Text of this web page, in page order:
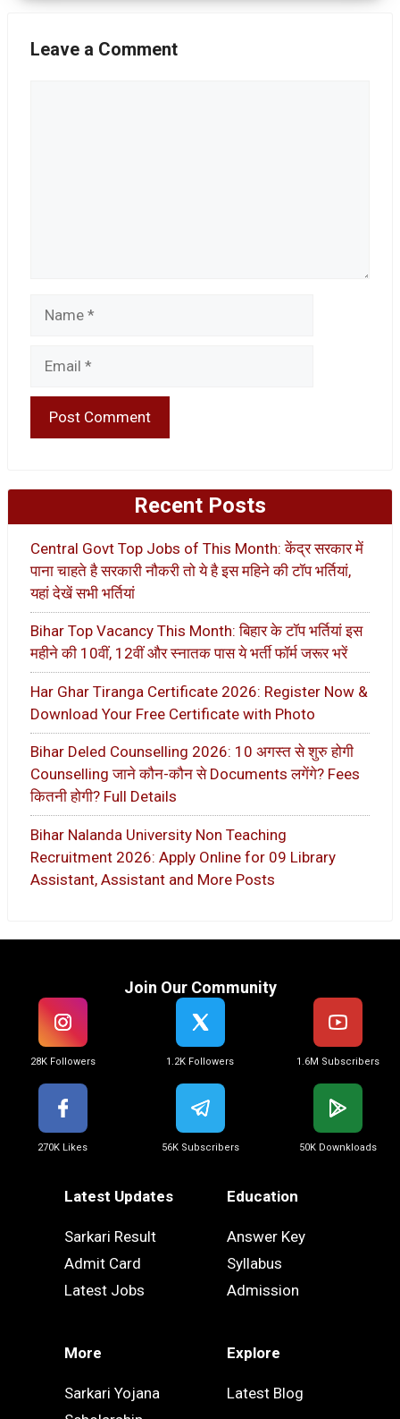
Leave a Comment
Recent Posts
Central Govt Top Jobs of This Month: केंद्र सरकार में
पाना चाहते है सरकारी नौकरी तो ये है इस महिने की टॉप भर्तियां,
यहां देखें सभी भर्तियां
Bihar Top Vacancy This Month: बिहार के टॉप भर्तियां इस
महीने की 10वीं, 12वीं और स्नातक पास ये भर्ती फॉर्म जरूर भरें
Har Ghar Tiranga Certificate 2026: Register Now &
Download Your Free Certificate with Photo
Bihar Deled Counselling 2026: 10 अगस्त से शुरु होगी
Counselling जाने कौन-कौन से Documents लगेंगे? Fees
कितनी होगी? Full Details
Bihar Nalanda University Non Teaching
Recruitment 2026: Apply Online for 09 Library
Assistant, Assistant and More Posts
Join Our Community
28K Followers 1.2K Followers 1.6M Subscribers
270K Likes 56K Subscribers 50K Downkloads
Latest Updates
Sarkari Result
Admit Card
Latest Jobs
Education
Answer Key
Syllabus
Admission
More
Sarkari Yojana
Explore
Latest Blog